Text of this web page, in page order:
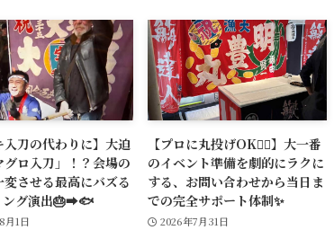
入刀の代わりに】大迫
グロ入刀」！？会場の
変させる最高にバズる
ング演出🎂➡️🐟
月1日
【プロに丸投げOK🙆‍♂️】大一番
のイベント準備を劇的にラクに
する、お問い合わせから当日ま
での完全サポート体制✨
2026年7月31日